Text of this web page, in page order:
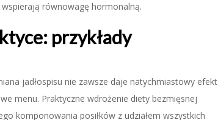
równowagę hormonalną.
przykłady
jadłospisu nie zawsze daje natychmiastowy efekt
menu. Praktyczne wdrożenie diety bezmięsnej
komponowania posiłków z udziałem wszystkich